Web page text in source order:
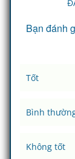
Bạn đánh
Tốt
Bình
Không tốt